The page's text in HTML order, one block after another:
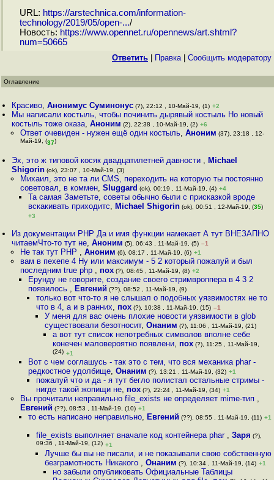
URL: https://arstechnica.com/information-
technology/2019/05/open-.../
Новость: https://www.opennet.ru/opennews/art.shtml?
num=50665
Ответить Правка| Cообщить модератору
Оглавление
Красиво,Анонимус Суминонус (?), 22:12 , 10-Май-19, (1) +2
Мы написали костыль, чтобы починить дырявый костыль Но новый
костыль тоже оказа,Аноним (2), 22:38 , 10-Май-19, (2) +6
Ответ очевиден - нужен ещё один костыль, Аноним (37), 23:18 , 12-
Май-19, (37)
Эх, это ж типовой косяк двадцатилетней давности , Michael
Shigorin (ok), 23:07 , 10-Май-19, (3)
Михаил, это не та ли CMS, переходить на которую ты постоянно
советовал, в коммен, Sluggard (ok), 00:19 , 11-Май-19, (4) +4
Та самая Заметьте, советы обычно были с присказкой вроде
вскакивать приходитс, Michael Shigorin(ok), 00:51 , 12-Май-19, (35)
+3
Из документации PHP Да и имя функции намекает А тут ВНЕЗАПНО
читаемЧто-то тут не,Аноним (5), 06:43 , 11-Май-19, (5) –1
Не так тут PHP , Аноним (6), 08:17 , 11-Май-19, (6) +1
вам в пехепе 4 Ну или максимум - 5 2 который пожалуй и был
последним true php , пох(?), 08:45 , 11-Май-19, (8) +2
Ерунду не говорите, создание своего стримвроппера в 4 3 2
появилось , Евгений (??), 08:52 , 11-Май-19, (9)
только вот что-то я не слышал о подобных уязвимостях не то
что в 4, а и в ранних, пох (?), 10:38 , 11-Май-19, (15) –1
У меня для вас очень плохие новости уязвимости в glob
существовали безотносит, Онаним (?), 11:06 , 11-Май-19, (21)
а вот тут список непотребных символов вполне себе
конечен маловероятно появлени, пох(?), 11:25 , 11-Май-19,
(24) +1
Вот с чем соглашусь - так это с тем, что вся механика phar -
редкостное удолбище, Онаним (?), 13:21 , 11-Май-19, (32) +1
пожалуй что и да - я тут бегло полистал остальные стримы -
нигде такой жопищи не, пох (?), 22:24 , 11-Май-19, (34) +1
Вы прочитали неправильно file_exists не определяет mime-тип ,
Евгений (??), 08:53 , 11-Май-19, (10) +1
то есть написано неправильно, Евгений (??), 08:55 , 11-Май-19, (11) +1
file_exists выполняет вначале код контейнера phar ,Заря (?),
09:36 , 11-Май-19, (12) +1
Лучше бы вы не писали, и не показывали свою собственную
безграмотность Никакого , Онаним (?), 10:34 , 11-Май-19, (14) +1
но забыли опубликовать Официальные Таблицы